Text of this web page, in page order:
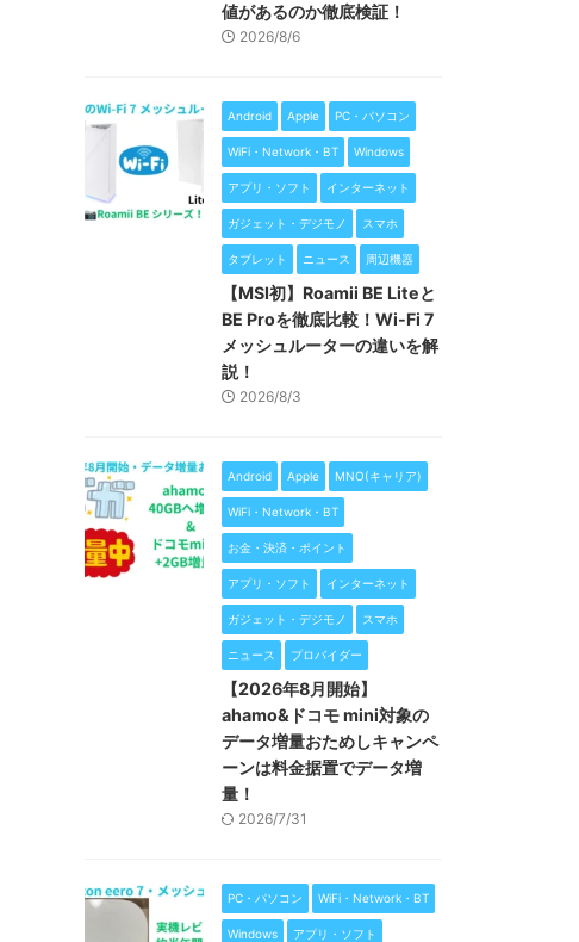
値があるのか徹底検証！
2026/8/6
Android Apple PC・パソコン
WiFi・Network・BT Windows
アプリ・ソフト インターネット
ガジェット・デジモノ スマホ
タブレット ニュース 周辺機器
【MSI初】Roamii BE Liteと
BE Proを徹底比較！Wi-Fi 7
メッシュルーターの違いを解
説！
2026/8/3
Android Apple MNO(キャリア)
WiFi・Network・BT
お金・決済・ポイント
アプリ・ソフト インターネット
ガジェット・デジモノ スマホ
ニュース プロバイダー
【2026年8月開始】
ahamo&ドコモ mini対象の
データ増量おためしキャンペ
ーンは料金据置でデータ増
量！
2026/7/31
PC・パソコン WiFi・Network・BT
Windows アプリ・ソフト